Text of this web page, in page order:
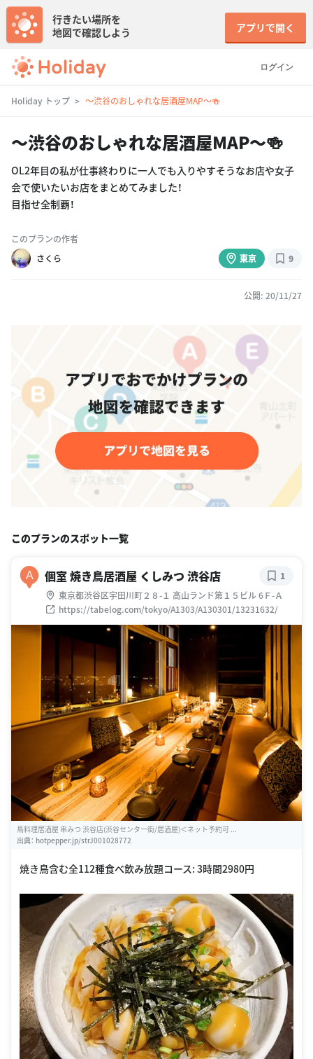
ログイン
行きたい場所を
地図で確認しよう
アプリで開く
Holiday トップ 〜渋谷のおしゃれな居酒屋MAP〜🍻
〜渋谷のおしゃれな居酒屋MAP〜🍻
OL2年目の私が仕事終わりに一人でも入りやすそうなお店や女子
会で使いたいお店をまとめてみました！
目指せ全制覇！
このプランの作者
さくら
東京 9
公開: 20/11/27
このプランのスポット一覧
A 個室 焼き鳥居酒屋 くしみつ 渋谷店
東京都渋谷区宇田川町２８-１ 高山ランド第１５ビル 6Ｆ-Ａ
https://tabelog.com/tokyo/A1303/A130301/13231632/
1
鳥料理居酒屋 串みつ 渋谷店(渋谷センター街/居酒屋)＜ネット予約可 ...
出典： hotpepper.jp/strJ001028772
焼き鳥含む全112種食べ飲み放題コース: 3時間2980円